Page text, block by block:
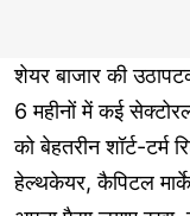
शेयर बाजार की
6 महीनों में कई
को बेहतरीन शॉर्ट-टर्म
हेल्थकेयर, कैपिटल